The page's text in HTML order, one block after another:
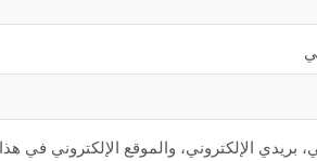
الإلكتروني، والموقع الإلكتروني في